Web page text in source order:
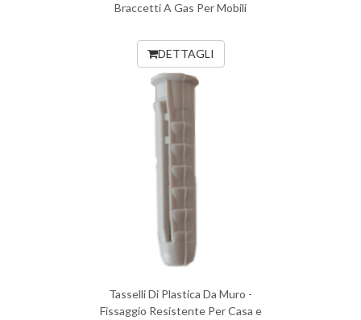
Braccetti A Gas Per Mobili
DETTAGLI
Tasselli Di Plastica Da Muro -
Fissaggio Resistente Per Casa e